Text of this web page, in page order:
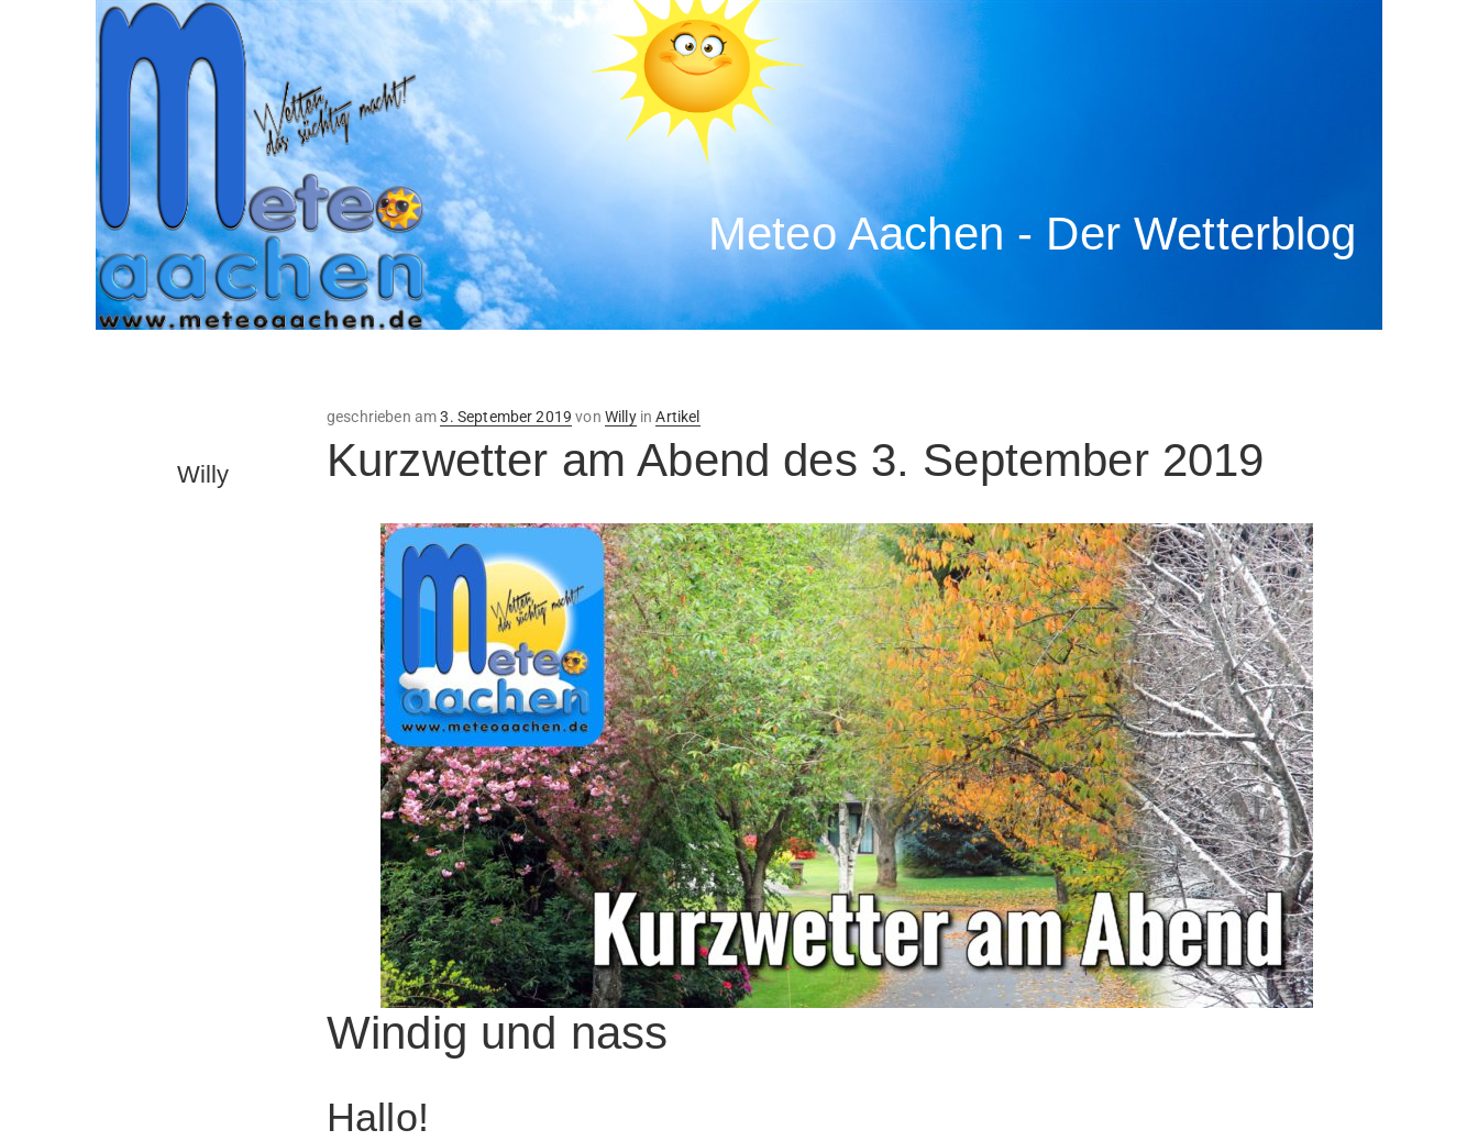
Meteo Aachen - Der Wetterblog
Willy
geschrieben amVeröffentlicht
3. September 2019 von WillyinArtikel
Kurzwetter am Abend des 3. September 2019
Windig und nass
Hallo!